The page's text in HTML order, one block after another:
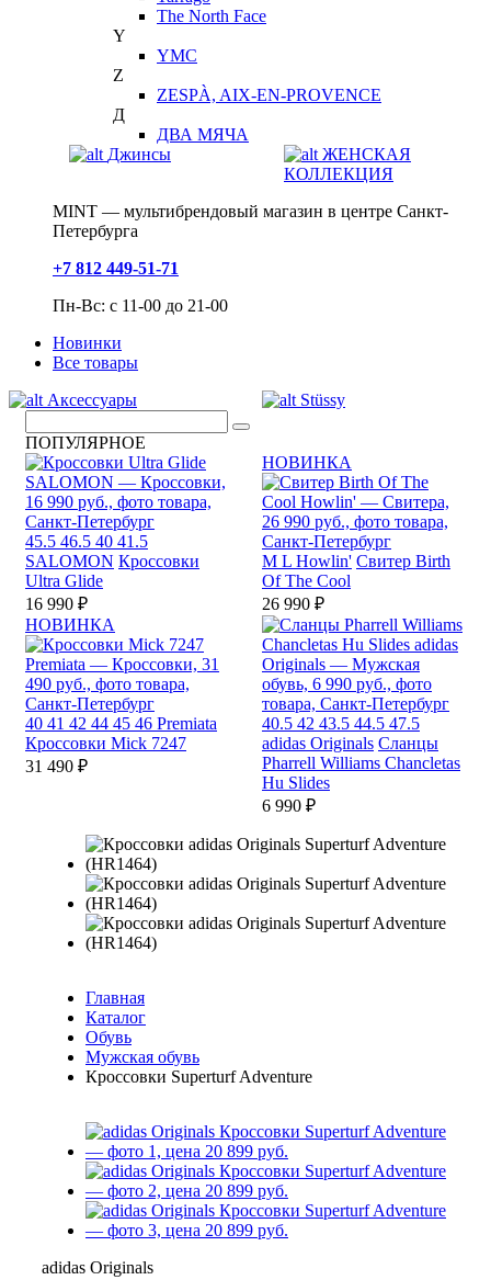
The North Face
Y
YMC
Z
ZESPÀ, AIX-EN-PROVENCE
Д
ДВА МЯЧА
Джинсы
ЖЕНСКАЯ
КОЛЛЕКЦИЯ
MINT — мультибрендовый магазин в центре Санкт-
Петербурга
+7 812 449-51-71
Пн-Вс: с 11-00 до 21-00
Новинки
Все товары
Аксессуары
Stüssy
ПОПУЛЯРНОЕ
45.5 46.5 40 41.5
SALOMON Кроссовки
Ultra Glide
16 990 ₽
НОВИНКА
M L Howlin' Свитер Birth
Of The Cool
26 990 ₽
НОВИНКА
40 41 42 44 45 46 Premiata
Кроссовки Mick 7247
31 490 ₽
40.5 42 43.5 44.5 47.5
adidas Originals Сланцы
Pharrell Williams Chancletas
Hu Slides
6 990 ₽
Главная
Каталог
Обувь
Мужская обувь
Кроссовки Superturf Adventure
adidas Originals